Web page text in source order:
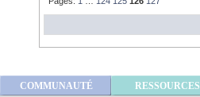
COMMUNAUTÉ RESSOURCES